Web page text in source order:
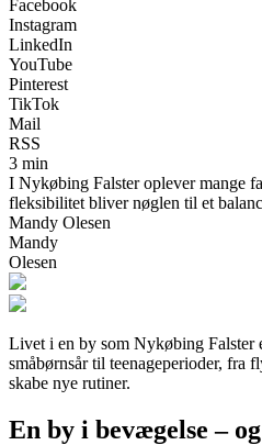
Facebook
Instagram
LinkedIn
YouTube
Pinterest
TikTok
Mail
RSS
3 min
I Nykøbing Falster oplever mange
fleksibilitet bliver nøglen til et
Mandy Olesen
Mandy
Olesen
Livet i en by som Nykøbing Falster
småbørnsår til teenageperioder, fra
skabe nye rutiner.
En by i bevægelse –